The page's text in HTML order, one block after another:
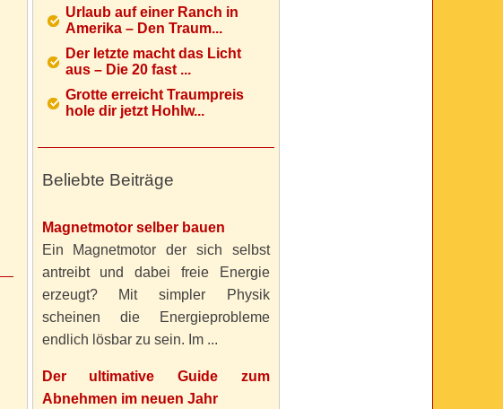
Urlaub auf einer Ranch in
Amerika – Den Traum...
Der letzte macht das Licht
aus – Die 20 fast ...
Grotte erreicht Traumpreis
hole dir jetzt Hohlw...
Beliebte Beiträge
Magnetmotor selber bauen
Ein Magnetmotor der sich selbst
antreibt und dabei freie Energie
erzeugt? Mit simpler Physik
scheinen die Energieprobleme
endlich lösbar zu sein. Im ...
Der ultimative Guide zum
Abnehmen im neuen Jahr